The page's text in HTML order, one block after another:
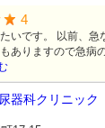
4
いです。 以前、急
ありますので急病
器科クリニック